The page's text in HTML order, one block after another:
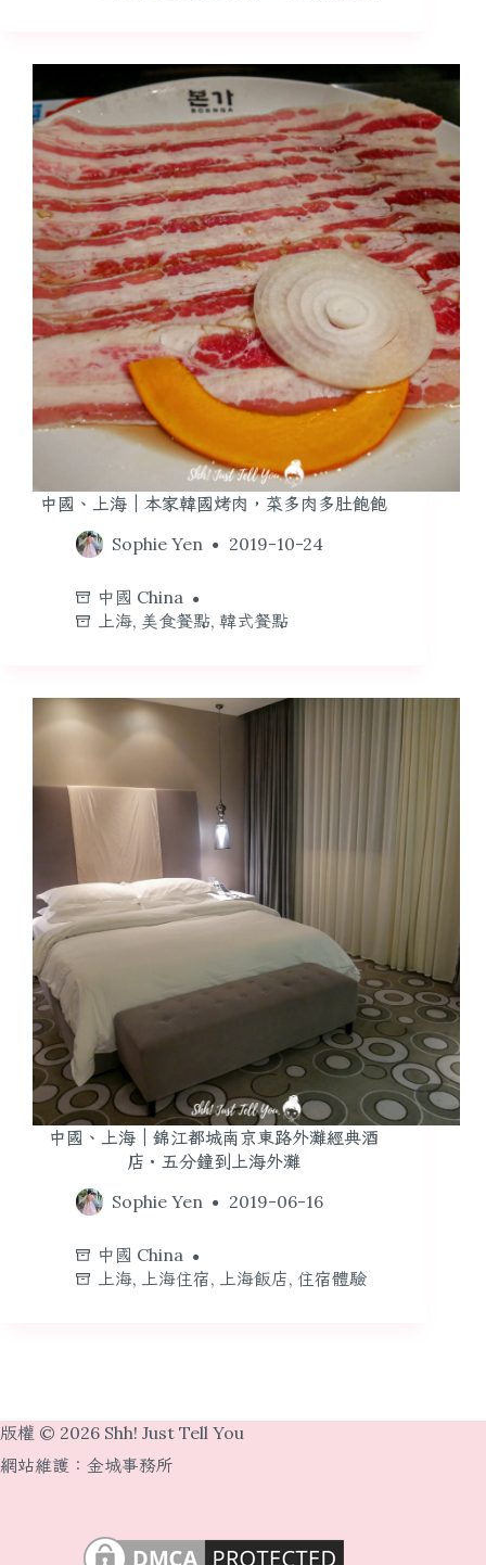
中國、上海｜本家韓國烤肉，菜多肉多肚飽飽
Sophie Yen
2019-10-24
中國 China
上海, 美食餐點, 韓式餐點
中國、上海｜錦江都城南京東路外灘經典酒
店・五分鐘到上海外灘
Sophie Yen
2019-06-16
中國 China
上海, 上海住宿, 上海飯店, 住宿體驗
版權 © 2026 Shh! Just Tell You
網站維護： 金城事務所